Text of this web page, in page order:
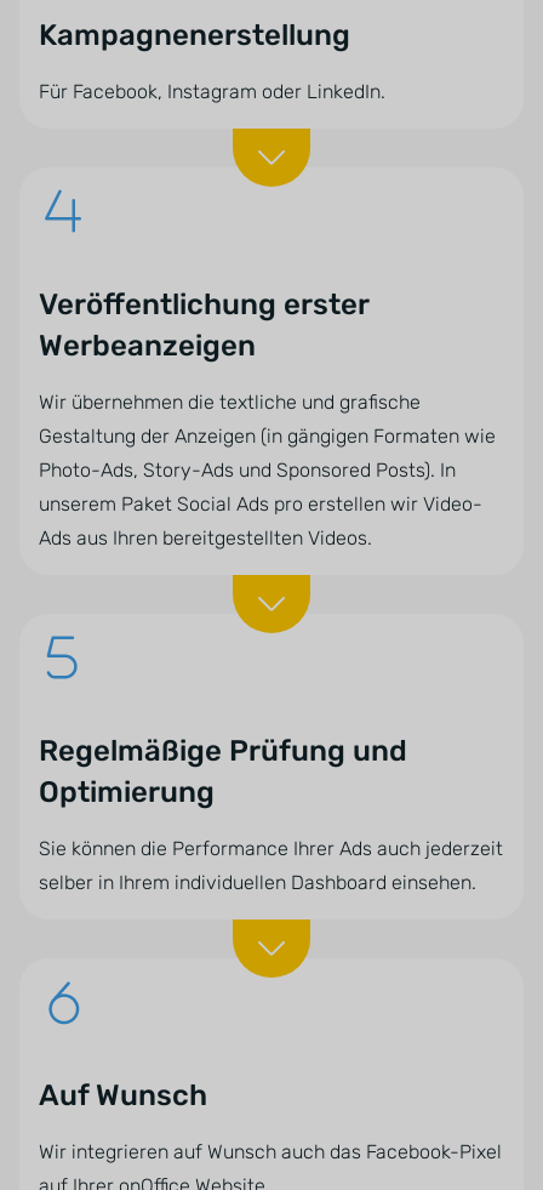
Kampagnenerstellung
Für Facebook, Instagram oder LinkedIn.
Veröffentlichung erster
Werbeanzeigen
Wir übernehmen die textliche und grafische
Gestaltung der Anzeigen (in gängigen Formaten wie
Photo-Ads, Story-Ads und Sponsored Posts). In
unserem Paket Social Ads pro erstellen wir Video-
Ads aus Ihren bereitgestellten Videos.
Regelmäßige Prüfung und
Optimierung
Sie können die Performance Ihrer Ads auch jederzeit
selber in Ihrem individuellen Dashboard einsehen.
Auf Wunsch
Wir integrieren auf Wunsch auch das Facebook-Pixel